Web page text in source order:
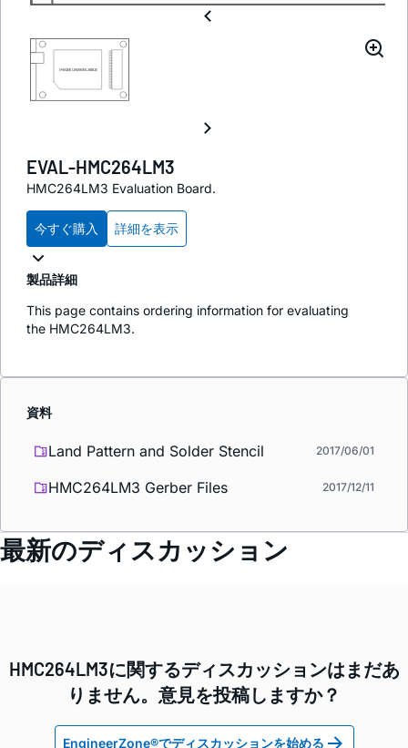
EVAL-HMC264LM3
HMC264LM3 Evaluation Board.
今すぐ購入 詳細を表示
製品詳細
This page contains ordering information for evaluating
the HMC264LM3.
資料
Land Pattern and Solder Stencil 2017/06/01
HMC264LM3 Gerber Files 2017/12/11
最新のディスカッション
HMC264LM3に関するディスカッションはまだあ
りません。意見を投稿しますか？
EngineerZone®でディスカッションを始める